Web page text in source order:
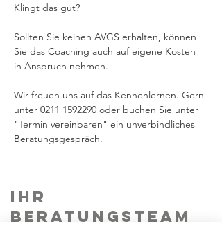
Klingt das gut?
Sollten Sie keinen AVGS erhalten, können
Sie das Coaching auch auf eigene Kosten
in Anspruch nehmen.
Wir freuen uns auf das Kennenlernen. Gern
unter 0211 1592290 oder buchen Sie unter
"Termin vereinbaren" ein unverbindliches
Beratungsgespräch.
Ihr
Beratungsteam